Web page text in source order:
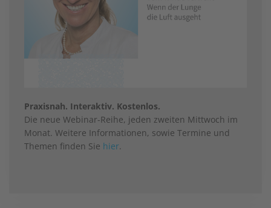
Praxisnah. Interaktiv. Kostenlos.
Die neue Webinar-Reihe, jeden zweiten Mittwoch im
Monat. Weitere Informationen, sowie Termine und
Themen finden Sie hier.